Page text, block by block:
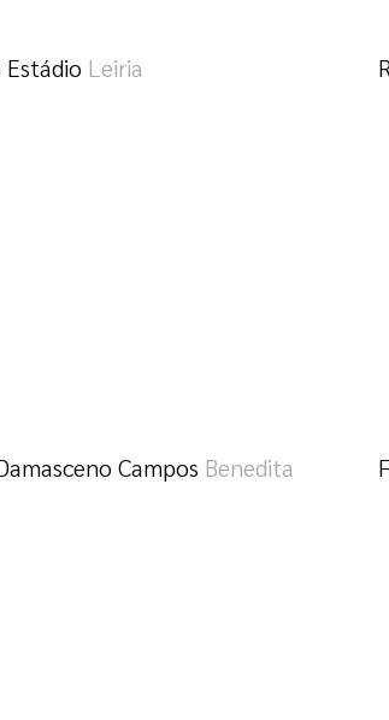
Leiria
Campos Benedita